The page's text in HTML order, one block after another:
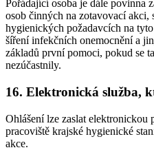
Pořádající osoba je dále povinna
osob činných na zotavovací
hygienických požadavcích na
šíření infekčních onemocnění a
základů první pomoci, pokud se
nezúčastnily.
16. Elektronická služba,
Ohlášení lze zaslat elektronickou
pracoviště krajské hygienické
akce.